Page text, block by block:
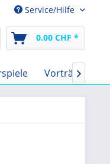
Book CHF
Service/Hilfe
0.00 CHF *
Vorträge
